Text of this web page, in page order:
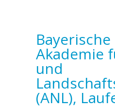
Bayerische
Akademie
und
(ANL),